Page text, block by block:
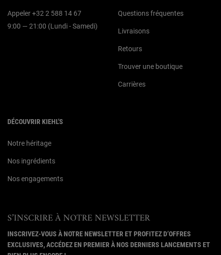
Appeler +32 2 588 14 67
9:00 — 21:00 (Lundi - Samedi)
Questions fréquentes
Livraisons
Retours
Trouver une boutique
Carrières
DÉCOUVRIR KIEHL'S
Notre héritage
Nos ingrédients
Nos engagements
S’INSCRIRE À NOTRE NEWSLETTER
INSCRIVEZ-VOUS À NOTRE NEWSLETTER ET PROFITEZ D’OFFRES
EXCLUSIVES, ACCÉDEZ EN PREMIER À NOS DERNIERS LANCEMENTS ET